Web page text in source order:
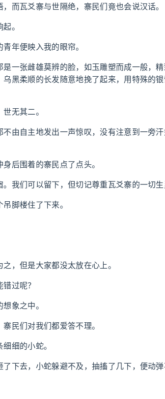
而瓦爻寨与世隔绝，寨民们竟也会说汉话。
。
年便映入我的眼帘。
一张雌雄莫辨的脸，如玉雕塑而成一般，
黑柔顺的长发随意地挽了起来，用特殊的银
无其二。
由自主地发出一声惊叹，没有注意到一旁
后围着的寨民点了点头。
我们可以留下，但切记尊重瓦爻寨的一切生
脚楼住了下来。
，但是大家都没太放在心上。
过呢？
象之中。
民们对我们都爱答不理。
细的小蛇。
下去，小蛇躲避不及，抽搐了几下，便动